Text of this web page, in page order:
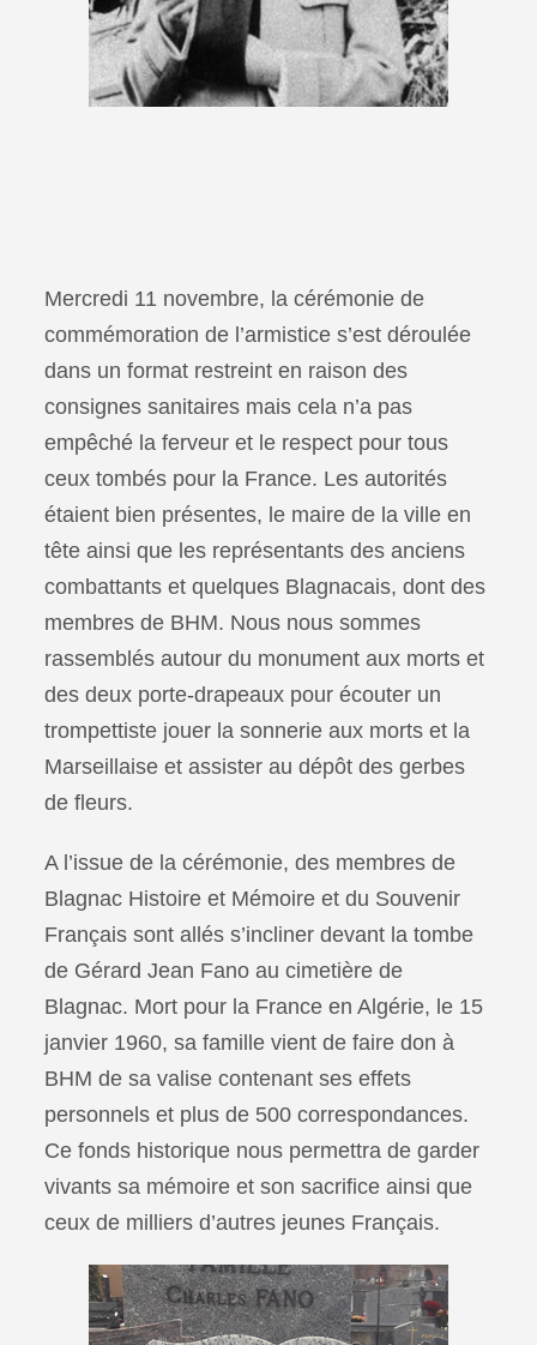
Mercredi 11 novembre, la cérémonie de
commémoration de l’armistice s’est déroulée
dans un format restreint en raison des
consignes sanitaires mais cela n’a pas
empêché la ferveur et le respect pour tous
ceux tombés pour la France. Les autorités
étaient bien présentes, le maire de la ville en
tête ainsi que les représentants des anciens
combattants et quelques Blagnacais, dont des
membres de BHM. Nous nous sommes
rassemblés autour du monument aux morts et
des deux porte-drapeaux pour écouter un
trompettiste jouer la sonnerie aux morts et la
Marseillaise et assister au dépôt des gerbes
de fleurs.
A l’issue de la cérémonie, des membres de
Blagnac Histoire et Mémoire et du Souvenir
Français sont allés s’incliner devant la tombe
de Gérard Jean Fano au cimetière de
Blagnac. Mort pour la France en Algérie, le 15
janvier 1960, sa famille vient de faire don à
BHM de sa valise contenant ses effets
personnels et plus de 500 correspondances.
Ce fonds historique nous permettra de garder
vivants sa mémoire et son sacrifice ainsi que
ceux de milliers d’autres jeunes Français.